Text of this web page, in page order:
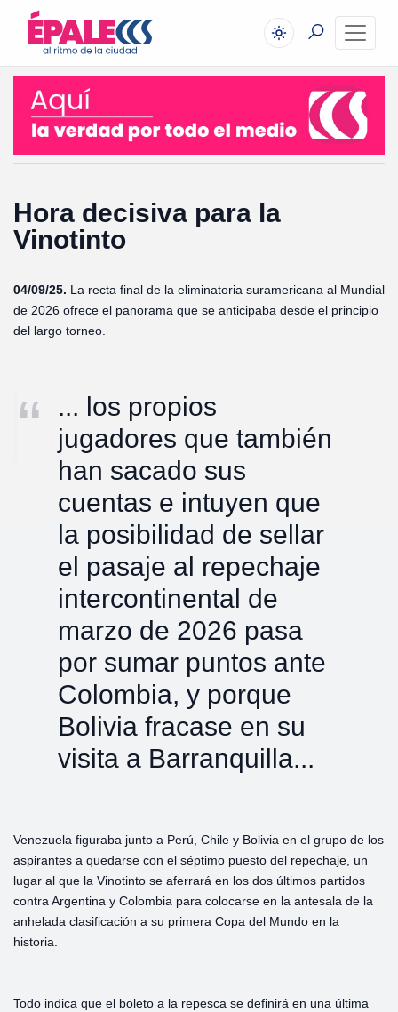
Hora decisiva para la
Vinotinto
04/09/25. La recta final de la eliminatoria suramericana al Mundial
de 2026 ofrece el panorama que se anticipaba desde el principio
del largo torneo.
... los propios
jugadores que también
han sacado sus
cuentas e intuyen que
la posibilidad de sellar
el pasaje al repechaje
intercontinental de
marzo de 2026 pasa
por sumar puntos ante
Colombia, y porque
Bolivia fracase en su
visita a Barranquilla...
Venezuela figuraba junto a Perú, Chile y Bolivia en el grupo de los
aspirantes a quedarse con el séptimo puesto del repechaje, un
lugar al que la Vinotinto se aferrará en los dos últimos partidos
contra Argentina y Colombia para colocarse en la antesala de la
anhelada clasificación a su primera Copa del Mundo en la
historia.
Todo indica que el boleto a la repesca se definirá en una última